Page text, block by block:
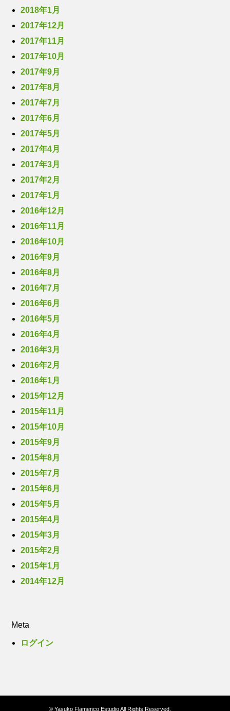
2018年1月
2017年12月
2017年11月
2017年10月
2017年9月
2017年8月
2017年7月
2017年6月
2017年5月
2017年4月
2017年3月
2017年2月
2017年1月
2016年12月
2016年11月
2016年10月
2016年9月
2016年8月
2016年7月
2016年6月
2016年5月
2016年4月
2016年3月
2016年2月
2016年1月
2015年12月
2015年11月
2015年10月
2015年9月
2015年8月
2015年7月
2015年6月
2015年5月
2015年4月
2015年3月
2015年2月
2015年1月
2014年12月
Meta
ログイン
© Yasuko Flamenco Estudio All Rights Reserved.